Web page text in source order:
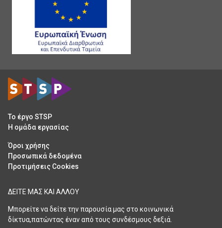
Το έργο STSP
H oμάδα εργασίας
Όροι χρήσης
Προσωπικά δεδομένα
Προτιμήσεις Cookies
ΔΕΙΤΕ ΜΑΣ ΚΑΙ ΑΛΛΟΥ
Μπορείτε να δείτε την παρουσία μας στο κοινωνικά
δίκτυα,πατώντας έναν από τους συνδέσμους δεξιά.